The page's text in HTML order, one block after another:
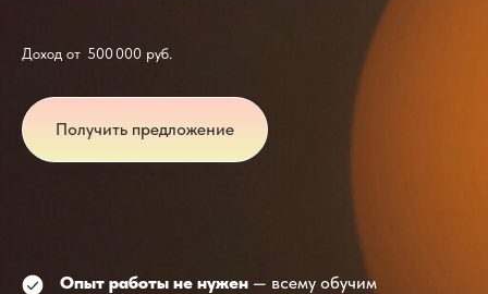
Доход от 500 000 руб.
Получить предложение
Опыт работы не нужен — всему обучим